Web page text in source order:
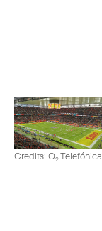
Credits: O2Telefónica